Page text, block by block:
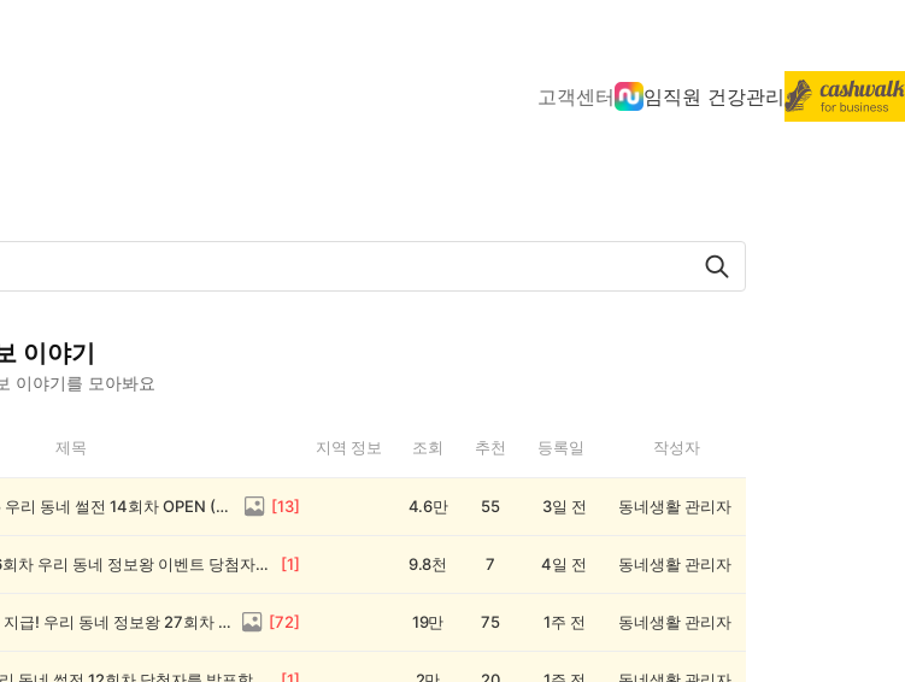
고객센터 임직원 건강관리
이야기
이야기를 모아봐요
제목 지역 정보 조회 추천 등록일 작성자
전원 1,000캐시! 🥳 우리 동네 썰전 14회차 OPEN (~8/17) [13] 4.6만 55 3일 전 동네생활 관리자
💰[당첨자 발표] 26회차 우리 동네 정보왕 이벤트 당첨자를 발표합니다! [1] 9.8천 7 4일 전 동네생활 관리자
💸 전원 2,000캐시 지급! 우리 동네 정보왕 27회차 (~8/10) [72] 19만 75 1주 전 동네생활 관리자